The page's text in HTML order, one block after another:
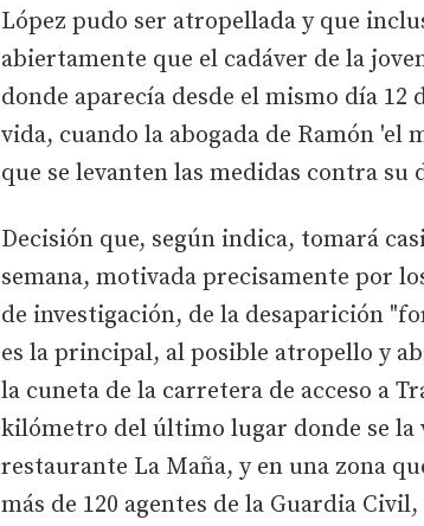
López pudo ser atropellada y que
abiertamente que el cadáver de la
donde aparecía desde el mismo día
vida, cuando la abogada de Ramón 'el
que se levanten las medidas contra su
Decisión que, según indica, tomará
semana, motivada precisamente por
de investigación, de la desaparición
es la principal, al posible atropello y
la cuneta de la carretera de acceso a
kilómetro del último lugar donde se la
restaurante La Maña, y en una zona
más de 120 agentes de la Guardia